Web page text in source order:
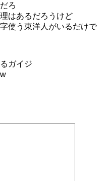
ろ
はあるだろうけど
使う東洋人がいるだけで
ガイジ